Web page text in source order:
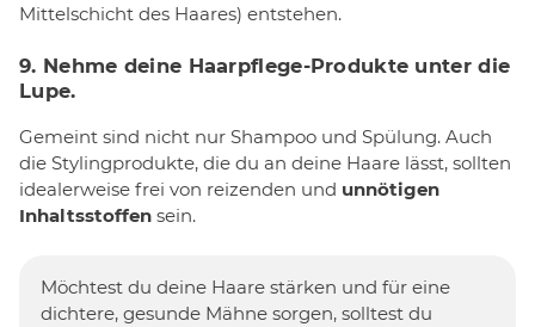
Mittelschicht des Haares) entstehen.
9. Nehme deine Haarpflege-Produkte unter die
Lupe.
Gemeint sind nicht nur Shampoo und Spülung. Auch
die Stylingprodukte, die du an deine Haare lässt, sollten
idealerweise frei von reizenden und unnötigen
Inhaltsstoffen sein.
Möchtest du deine Haare stärken und für eine
dichtere, gesunde Mähne sorgen, solltest du